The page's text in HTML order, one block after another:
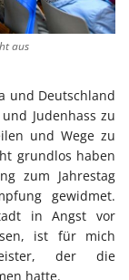
aus
und Deutschland
Judenhass zu
und Wege zu
grundlos haben
zum Jahrestag
gewidmet.
in Angst vor
ist für mich
der die
hatte.